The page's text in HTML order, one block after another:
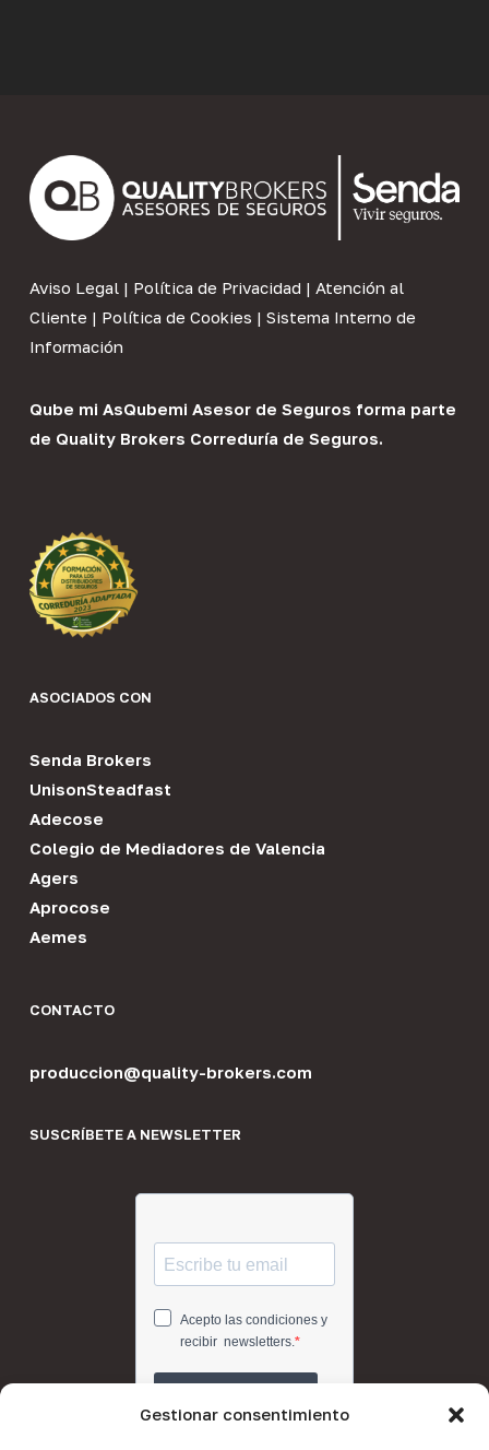
Gestionar consentimiento
Aviso Legal| Política de Privacidad | Atención al
Cliente | Política de Cookies | Sistema Interno de
Información
Qube mi AsQubemi Asesor de Seguros forma parte
de Quality Brokers Correduría de Seguros.
ASOCIADOS CON
Senda Brokers
UnisonSteadfast
Adecose
Colegio de Mediadores de Valencia
Agers
Aprocose
Aemes
CONTACTO
produccion@quality-brokers.com
SUSCRÍBETE A NEWSLETTER